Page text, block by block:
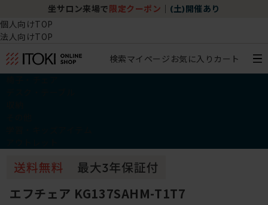
坐サロン来場で 限定クーポン (土)開催あり
個人向けTOP
法人向けTOP
検索マイページ お気に入り カート
エフチェア KG137SAHM-T1T7